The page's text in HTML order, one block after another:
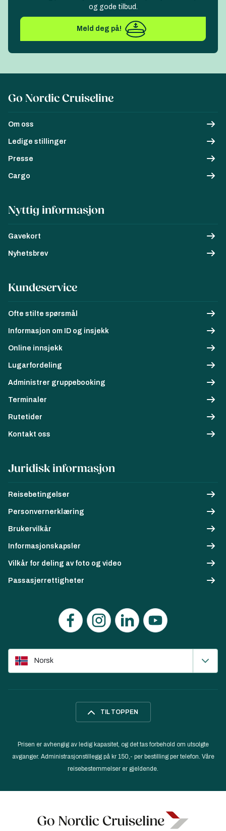
og gode tilbud.
Meld deg på!
Go Nordic Cruiseline
Om oss
Ledige stillinger
Presse
Cargo
Nyttig informasjon
Gavekort
Nyhetsbrev
Kundeservice
Ofte stilte spørsmål
Informasjon om ID og insjekk
Online innsjekk
Lugarfordeling
Administrer gruppebooking
Terminaler
Rutetider
Kontakt oss
Juridisk informasjon
Reisebetingelser
Personvernerklæring
Brukervilkår
Informasjonskapsler
Vilkår for deling av foto og video
Passasjerrettigheter
Norsk
TIL TOPPEN
Prisen er avhengig av ledig kapasitet, og det tas forbehold om utsolgte
avganger. Administrasjonstillegg på kr 150,- per bestilling per telefon. Våre
reisebestemmelser er gjeldende.